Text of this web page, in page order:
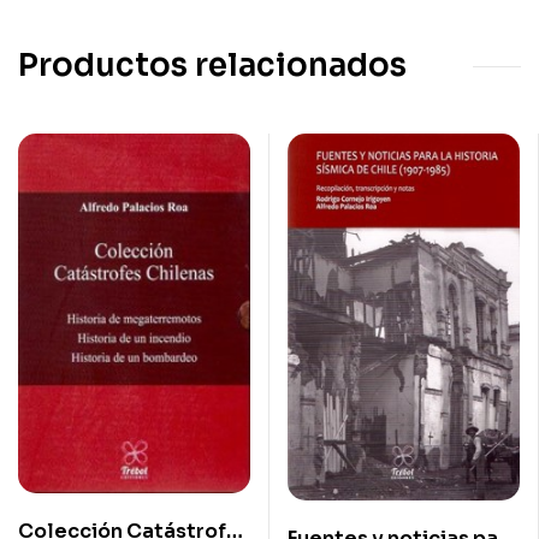
Productos relacionados
Colección Catástrofes